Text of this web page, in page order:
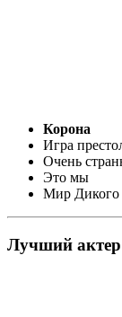
Корона
Игра
Очень
Это мы
Мир Дикого
Лучший актер